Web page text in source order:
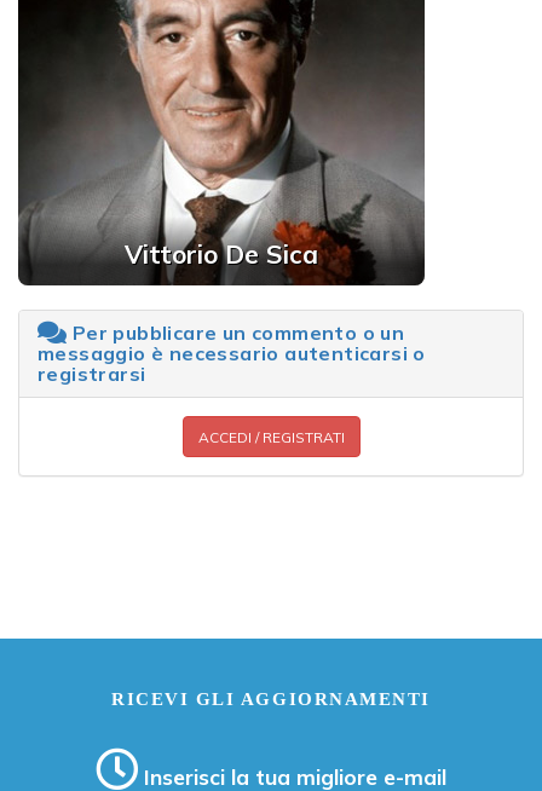
Vittorio De Sica
Per pubblicare un commento o un
messaggio è necessario autenticarsi o
registrarsi
ACCEDI / REGISTRATI
RICEVI GLI AGGIORNAMENTI
Inserisci la tua migliore e-mail